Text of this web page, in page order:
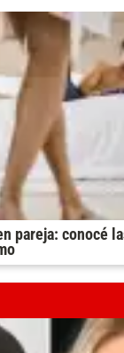
pareja: conocé